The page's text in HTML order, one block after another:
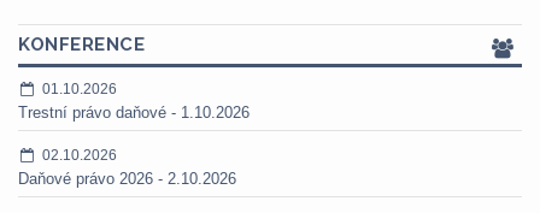
KONFERENCE
01.10.2026
Trestní právo daňové - 1.10.2026
02.10.2026
Daňové právo 2026 - 2.10.2026